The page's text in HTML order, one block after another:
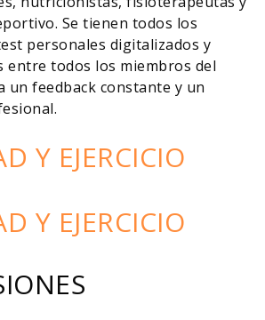
Se tienen todos los
personales digitalizados y
entre todos los miembros del
un feedback constante y un